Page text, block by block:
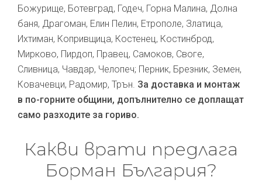
Божурище, Ботевград, Годеч, Горна Малина, Долна
баня, Драгоман, Елин Пелин, Етрополе, Златица,
Ихтиман, Копривщица, Костенец, Костинброд,
Мирково, Пирдоп, Правец, Самоков, Своге,
Сливница, Чавдар, Челопеч; Перник, Брезник, Земен,
Ковачевци, Радомир, Трън. За доставка и монтаж
в по-горните общини, допълнително се доплащат
само разходите за гориво.
Какви врати предлага
Борман България?